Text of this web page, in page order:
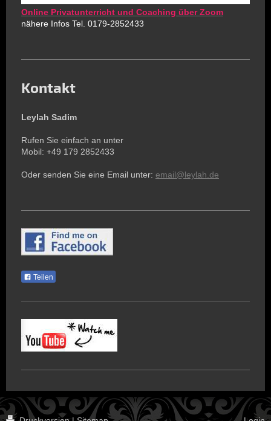
Online Privatunterricht und Coaching über Zoom
nähere Infos Tel. 0179-2852433
Kontakt
Leylah Sadim
Rufen Sie einfach an unter
Mobil: +49 179 2852433
Oder senden Sie eine Email unter: email@leylah.de
Teilen